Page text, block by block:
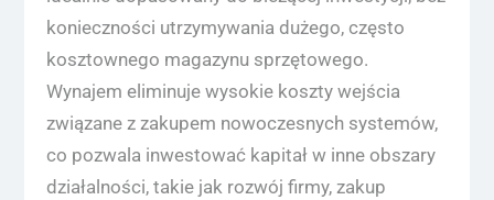
konieczności utrzymywania dużego, często
kosztownego magazynu sprzętowego.
Wynajem eliminuje wysokie koszty wejścia
związane z zakupem nowoczesnych systemów,
co pozwala inwestować kapitał w inne obszary
działalności, takie jak rozwój firmy, zakup